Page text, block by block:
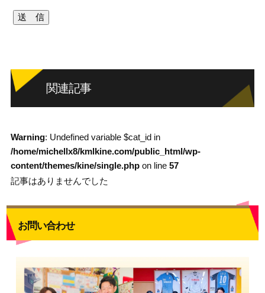
関連記事
Warning: Undefined variable $cat_id in
/home/michellx8/kmlkine.com/public_html/wp-
content/themes/kine/single.phpon line 57
記事はありませんでした
お問い合わせ